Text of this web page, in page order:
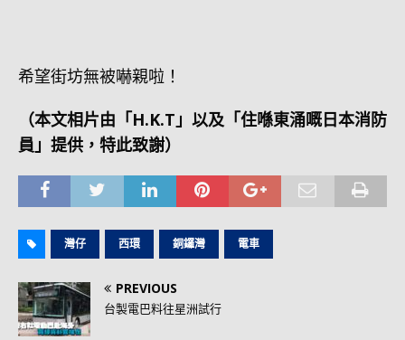
希望街坊無被嚇親啦！
（本文相片由「H.K.T」以及「住喺東涌嘅日本消防
員」提供，特此致謝）
灣仔 西環 銅鑼灣 電車
PREVIOUS
台製電巴料往星洲試行